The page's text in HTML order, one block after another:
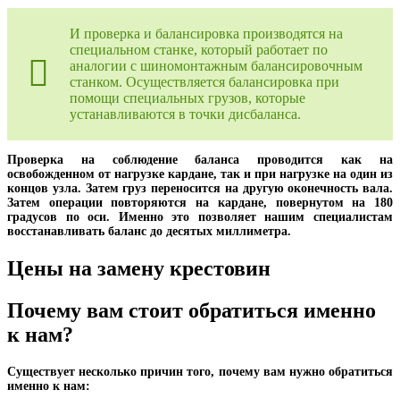
И проверка и балансировка производятся на
специальном станке, который работает по
аналогии с шиномонтажным балансировочным
станком. Осуществляется балансировка при
помощи специальных грузов, которые
устанавливаются в точки дисбаланса.
Проверка на соблюдение баланса проводится как на
освобожденном от нагрузке кардане, так и при нагрузке на один из
концов узла. Затем груз переносится на другую оконечность вала.
Затем операции повторяются на кардане, повернутом на 180
градусов по оси. Именно это позволяет нашим специалистам
восстанавливать баланс до десятых миллиметра.
Цены на замену крестовин
Почему вам стоит обратиться именно
к нам?
Существует несколько причин того, почему вам нужно обратиться
именно к нам: